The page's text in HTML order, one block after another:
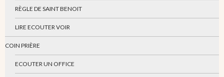
RÈGLE DE SAINT BENOIT
LIRE ECOUTER VOIR
COIN PRIÈRE
ECOUTER UN OFFICE